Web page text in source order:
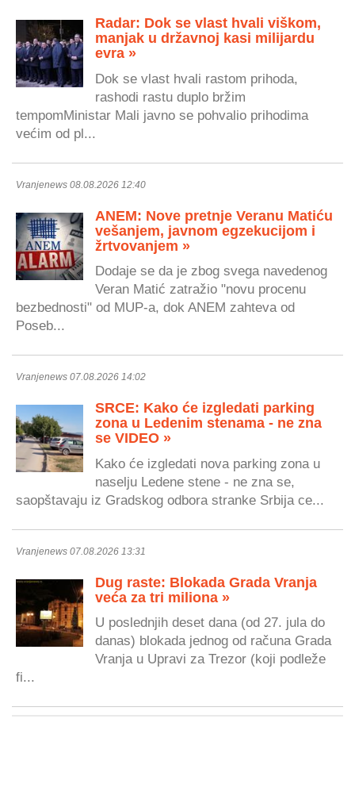
Radar: Dok se vlast hvali viškom,
manjak u državnoj kasi milijardu
evra »
Dok se vlast hvali rastom prihoda,
rashodi rastu duplo bržim
tempomMinistar Mali javno se pohvalio prihodima
većim od pl...
Vranjenews 08.08.2026 12:40
ANEM: Nove pretnje Veranu Matiću
vešanjem, javnom egzekucijom i
žrtvovanjem »
Dodaje se da je zbog svega navedenog
Veran Matić zatražio "novu procenu
bezbednosti" od MUP-a, dok ANEM zahteva od
Poseb...
Vranjenews 07.08.2026 14:02
SRCE: Kako će izgledati parking
zona u Ledenim stenama - ne zna
se VIDEO »
Kako će izgledati nova parking zona u
naselju Ledene stene - ne zna se,
saopštavaju iz Gradskog odbora stranke Srbija ce...
Vranjenews 07.08.2026 13:31
Dug raste: Blokada Grada Vranja
veća za tri miliona »
U poslednjih deset dana (od 27. jula do
danas) blokada jednog od računa Grada
Vranja u Upravi za Trezor (koji podleže
fi...